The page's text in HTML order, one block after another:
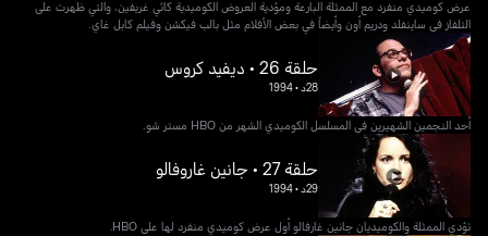
عرض كوميدي منفرد مع الممثلة البارعة ومؤدية العروض الكوميدية كاثي غريفين، والتي ظهرت على
التلفاز في ساينفلد ودريم أون وأيضاً في بعض الأفلام مثل بالب فيكشن وفيلم كابل غاي.
حلقة 26 • ديفيد كروس
28د •
1994
أحد النجمين الشهيرين في المسلسل الكوميدي الشهر من HBO مستر شو.
حلقة 27 • جانين غاروفالو
29د •
1994
تؤدي الممثلة والكوميديان جانين غارفالو أول عرض كوميدي منفرد لها على HBO.